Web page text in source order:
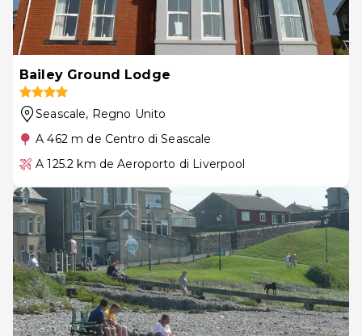
Bailey Ground Lodge
Seascale, Regno Unito
A 462 m de Centro di Seascale
A 125.2 km de Aeroporto di Liverpool